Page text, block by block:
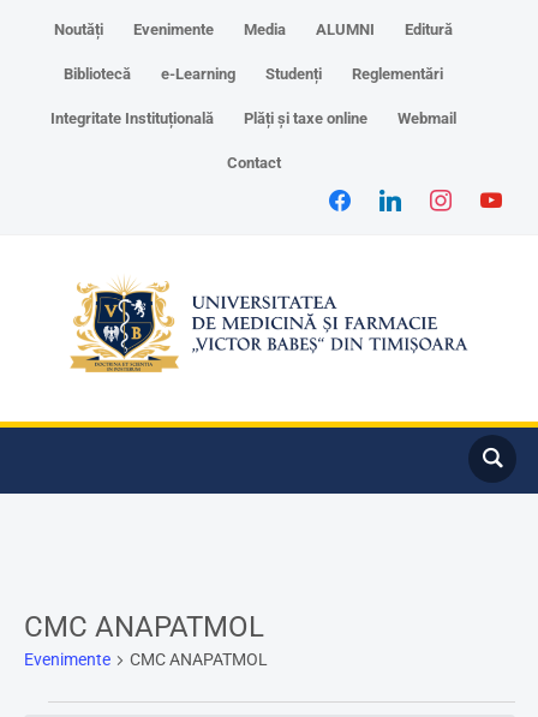
Noutăți Evenimente Media ALUMNI Editură
Bibliotecă e-Learning Studenți Reglementări
Integritate Instituțională Plăți și taxe online Webmail
Contact
CMC ANAPATMOL
Evenimente CMC ANAPATMOL